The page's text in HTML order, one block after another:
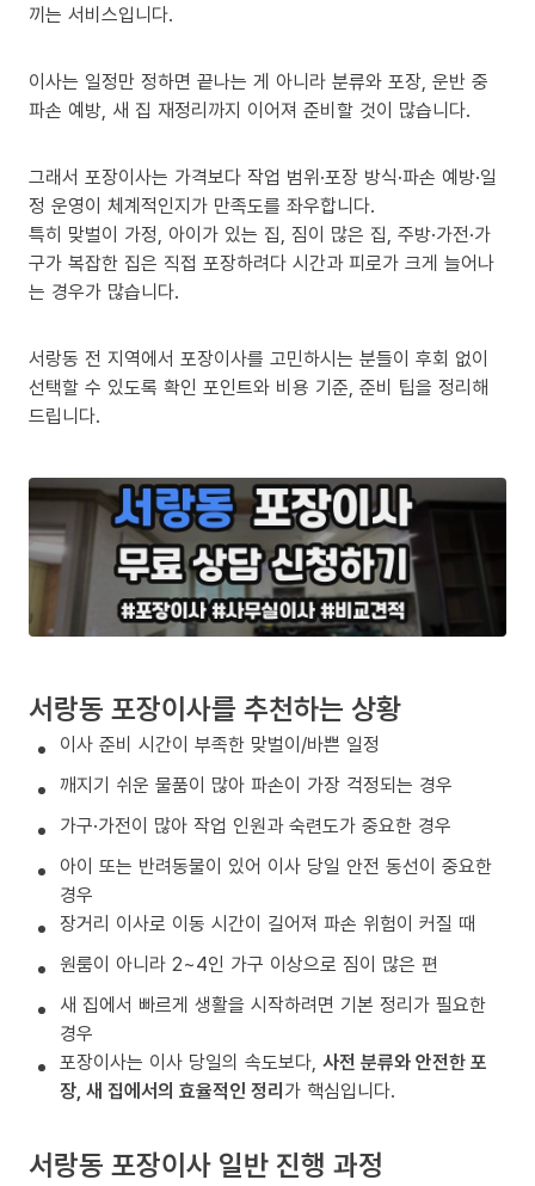
끼는 서비스입니다.
이사는 일정만 정하면 끝나는 게 아니라 분류와 포장, 운반 중
파손 예방, 새 집 재정리까지 이어져 준비할 것이 많습니다.
그래서 포장이사는 가격보다 작업 범위·포장 방식·파손 예방·일
정 운영이 체계적인지가 만족도를 좌우합니다.
특히 맞벌이 가정, 아이가 있는 집, 짐이 많은 집, 주방·가전·가
구가 복잡한 집은 직접 포장하려다 시간과 피로가 크게 늘어나
는 경우가 많습니다.
서랑동 전 지역에서 포장이사를 고민하시는 분들이 후회 없이
선택할 수 있도록 확인 포인트와 비용 기준, 준비 팁을 정리해
드립니다.
서랑동 포장이사를 추천하는 상황
이사 준비 시간이 부족한 맞벌이/바쁜 일정
깨지기 쉬운 물품이 많아 파손이 가장 걱정되는 경우
가구·가전이 많아 작업 인원과 숙련도가 중요한 경우
아이 또는 반려동물이 있어 이사 당일 안전 동선이 중요한
경우
장거리 이사로 이동 시간이 길어져 파손 위험이 커질 때
원룸이 아니라 2~4인 가구 이상으로 짐이 많은 편
새 집에서 빠르게 생활을 시작하려면 기본 정리가 필요한
경우
포장이사는 이사 당일의 속도보다, 사전 분류와 안전한 포
장, 새 집에서의 효율적인 정리가 핵심입니다.
서랑동 포장이사 일반 진행 과정